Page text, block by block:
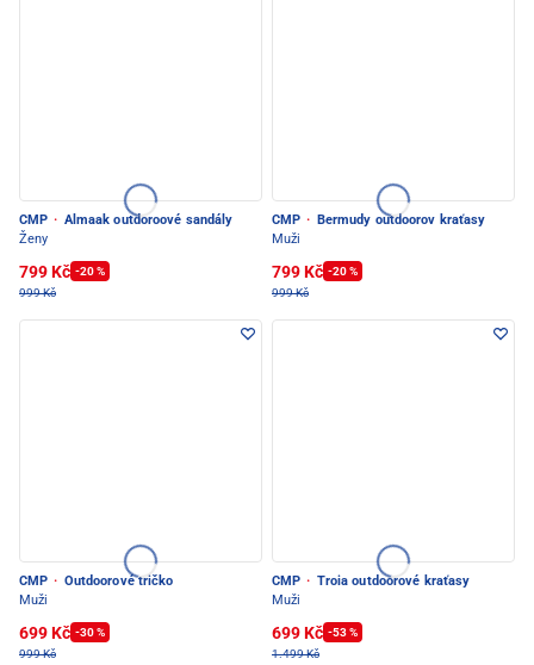
CMP · Almaak outdoroové sandály
Ženy
799 Kč -20 %
999 Kč
CMP ·
Bermudy outdoorov kraťasy
Muži
799 Kč -20 %
999 Kč
CMP · Outdoorové tričko
Muži
699 Kč -30 %
999 Kč
CMP · Troia outdoorové kraťasy
Muži
699 Kč -53 %
1.499 Kč